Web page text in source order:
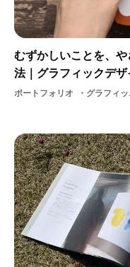
むずかしいことを、
法｜グラフィックデ
ポートフォリオ グラフィックデザイナーグラフィックデザイン